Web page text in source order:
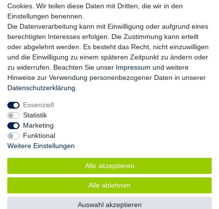
Artikel anzeigen
Zahlung
Versand
Daten­schutz­erklärung
AGB
Hinweis zur Batterieentsorgung
Erklärung zur Barrierefreiheit
Kontakt
Vertrag widerrufen
Cookies. Wir teilen diese Daten mit Dritten, die wir in den
Einstellungen benennen.
Die Datenverarbeitung kann mit Einwilligung oder aufgrund eines
berechtigten Interesses erfolgen. Die Zustimmung kann erteilt
oder abgelehnt werden. Es besteht das Recht, nicht einzuwilligen
und die Einwilligung zu einem späteren Zeitpunkt zu ändern oder
zu widerrufen. Beachten Sie unser Impressum und weitere
Hinweise zur Verwendung personenbezogener Daten in unserer
Daten­schutz­erklärung
Essenziell
Statistik
Marketing
Funktional
Weitere Einstellungen
Alle akzeptieren
Alle ablehnen
Auswahl akzeptieren